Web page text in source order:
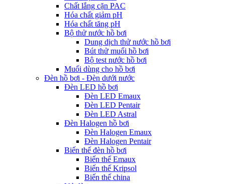
Chất lắng cặn PAC
Hóa chất giảm pH
Hóa chất tăng pH
Bộ thử nước hồ bơi
Dung dịch thử nước hồ bơi
Bút thử muối hồ bơi
Bộ test nước hồ bơi
Muối dùng cho hồ bơi
Đèn hồ bơi - Đèn dưới nước
Đèn LED hồ bơi
Đèn LED Emaux
Đèn LED Pentair
Đèn LED Astral
Đèn Halogen hồ bơi
Đèn Halogen Emaux
Đèn Halogen Pentair
Biến thế đèn hồ bơi
Biến thế Emaux
Biến thế Kripsol
Biến thế china